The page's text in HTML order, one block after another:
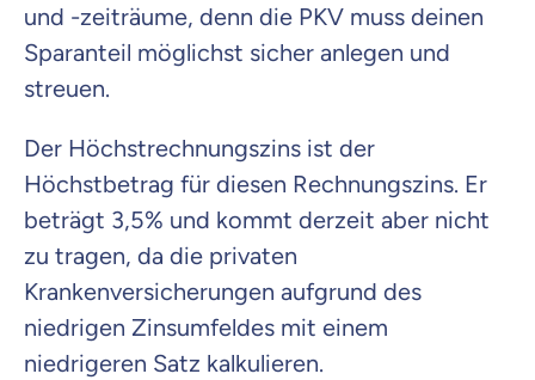
und -zeiträume, denn die PKV muss deinen
Sparanteil möglichst sicher anlegen und
streuen.
Der Höchstrechnungszins ist der
Höchstbetrag für diesen Rechnungszins. Er
beträgt 3,5% und kommt derzeit aber nicht
zu tragen, da die privaten
Krankenversicherungen aufgrund des
niedrigen Zinsumfeldes mit einem
niedrigeren Satz kalkulieren.